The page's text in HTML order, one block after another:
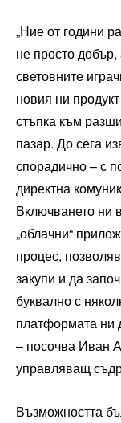
„Ние от години
не просто
световните
новия ни
стъпка към
пазар. До сега
спорадично – с
директна
Включването ни
„облачни“
процес,
закупи и да
буквално с
платформата ни
– посочва Иван
управляващ
Възможността